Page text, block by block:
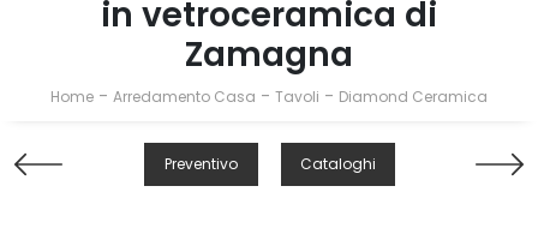
in vetroceramica di
Zamagna
Home - Arredamento Casa - Tavoli - Diamond Ceramica
Preventivo Cataloghi